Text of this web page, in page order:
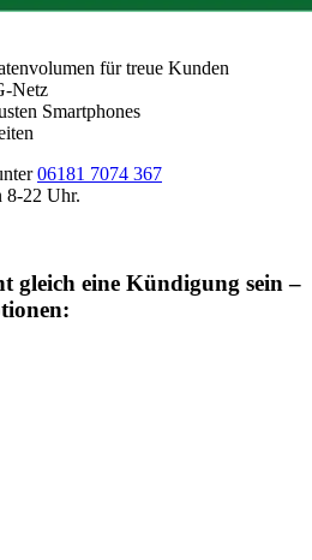
für treue Kunden
Netz
Smartphones
06181 7074 367
8-22 Uhr.
gleich eine Kündigung sein –